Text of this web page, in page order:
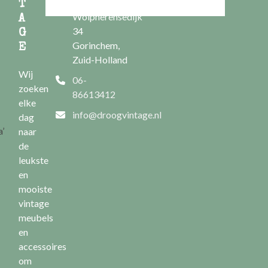
T
A
G
E
Wij
zoeken
elke
dag
naar
de
leukste
en
mooiste
vintage
meubels
en
accessoires
om
Wolpherensedijk
34
Gorinchem,
Zuid-Holland
06-
86613412
info@droogvintage.nl